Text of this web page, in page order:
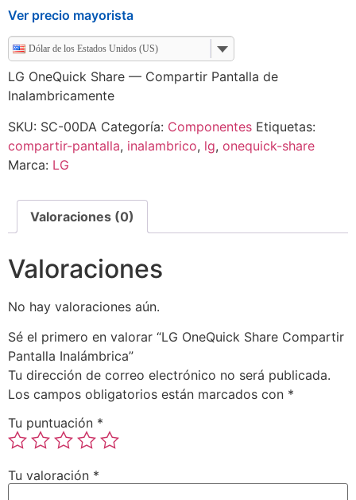
Ver precio mayorista
Dólar de los Estados Unidos (US)
LG OneQuick Share — Compartir Pantalla de
Inalambricamente
SKU: SC-00DA Categoría: Componentes Etiquetas:
compartir-pantalla, inalambrico, lg, onequick-share
Marca: LG
Valoraciones (0)
Valoraciones
No hay valoraciones aún.
Sé el primero en valorar “LG OneQuick Share Compartir
Pantalla Inalámbrica”
Tu dirección de correo electrónico no será publicada.
Los campos obligatorios están marcados con *
Tu puntuación *
Tu valoración *